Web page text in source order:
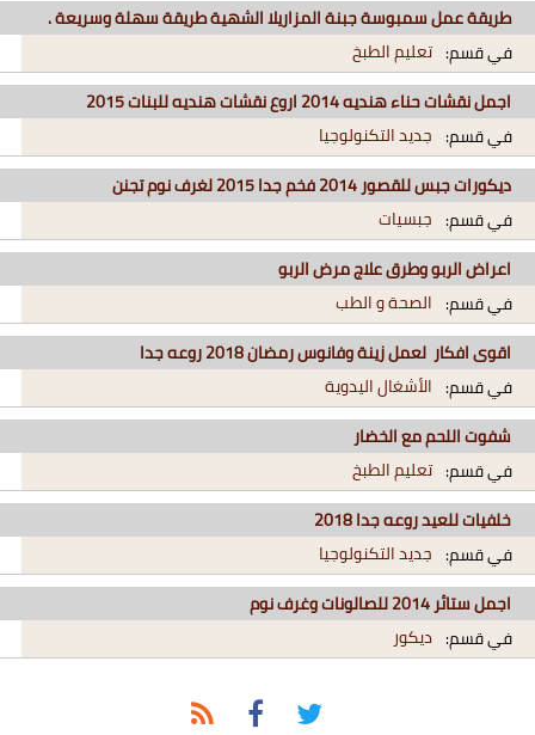
طريقة عمل سمبوسة جبنة المزاريلا الشهية طريقة سهلة وسريعة .
في قسم: تعليم الطبخ
اجمل نقشات حناء هنديه 2014 اروع نقشات هنديه للبنات 2015
في قسم: جديد التكنولوجيا
ديكورات جبس للقصور 2014 فخم جدا 2015 لغرف نوم تجنن
في قسم: جبسيات
اعراض الربو وطرق علاج مرض الربو
في قسم: الصحة و الطب
اقوى افكار لعمل زينة وفانوس رمضان 2018 روعه جدا
في قسم: الأشغال اليدوية
شفوت اللحم مع الخضار
في قسم: تعليم الطبخ
خلفيات للعيد روعه جدا 2018
في قسم: جديد التكنولوجيا
اجمل ستائر 2014 للصالونات وغرف نوم
في قسم: ديكور